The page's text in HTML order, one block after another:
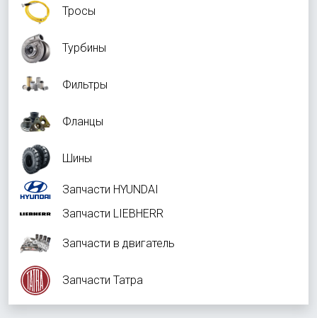
Тросы
Турбины
Фильтры
Фланцы
Шины
Запчасти HYUNDAI
Запчасти LIEBHERR
Запчасти в двигатель
Запчасти Татра